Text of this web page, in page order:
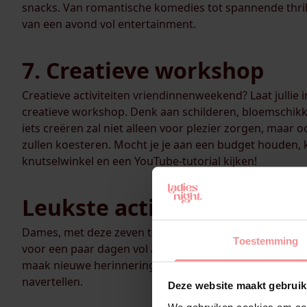
Toestemming
Deze website maakt
snacks. Van romantische komedies tot spannende
van een avond vol entertainment.
7. Creatieve workshop
Creatieve activiteiten vriendinnenweekend? Laat
creatieve workshop. Denk aan schilderen,
iets creëren zal niet alleen voor plezier zorgen, maar
zullen koesteren. Mocht je je aan een budget
knutselwinkel en een YouTube-tutorial kijken!
Leukste activiteiten
Dames, met deze zeven te gekke activiteiten voor een
voor een paar dagen vol avontuur, ontspanning en
maak nieuwe herinneringen
and let the good times roll!
navertellen.